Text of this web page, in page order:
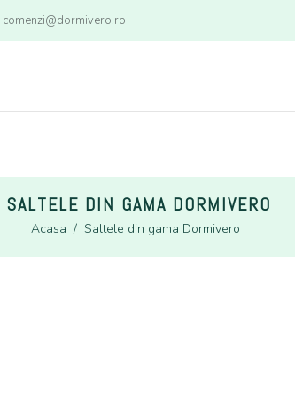
comenzi@dormivero.ro
SALTELE DIN GAMA DORMIVERO
Acasa / Saltele din gama Dormivero